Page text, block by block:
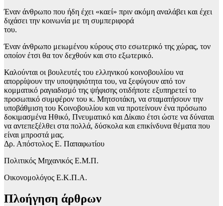
Έναν άνθρωπο που ήδη έχει «καεί» πριν ακόμη αναλάβει και έχει
διχάσει την κοινωνία με τη συμπεριφορά
του.
Έναν άνθρωπο μειωμένου κύρους στο εσωτερικό της χώρας, τον
οποίον έτσι θα τον δεχθούν και στο εξωτερικό.
Καλούνται οι βουλευτές του ελληνικού κοινοβουλίου να
απορρίψουν την υποψηφιότητα του, να ξεφύγουν από τον
κομματικό ραγιαδισμό της ψήφισης οτιδήποτε εξυπηρετεί το
προσωπικό συμφέρον του κ. Μητσοτάκη, να σταματήσουν την
υποβάθμιση του Κοινοβουλίου και να προτείνουν ένα πρόσωπο
δοκιμασμένα Ηθικό, Πνευματικό και Δίκαιο έτσι ώστε να δύναται
να αντεπεξέλθει στα πολλά, δύσκολα και επικίνδυνα θέματα που
είναι μπροστά μας.
Δρ. Απόστολος Ε. Παπαφωτίου
Πολιτικός Μηχανικός Ε.Μ.Π.
Οικονομολόγος Ε.Κ.Π.Α.
Πλοήγηση άρθρων